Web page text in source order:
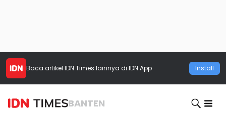
Baca artikel IDN Times lainnya di IDN App Install
BANTEN